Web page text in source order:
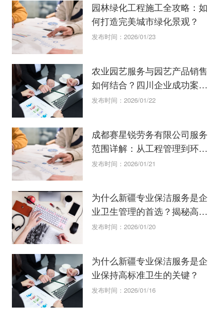
园林绿化工程施工全攻略：如
何打造完美城市绿化景观？
发布时间：2026/01/23
农业园艺服务与园艺产品销售
如何结合？四川企业成功案例
分享
发布时间：2026/01/22
成都赛星锐劳务有限公司服务
范围详解：从工程管理到环保
咨询
发布时间：2026/01/21
为什么新疆专业保洁服务是企
业卫生管理的首选？揭秘高效
清洁秘诀
发布时间：2026/01/20
为什么新疆专业保洁服务是企
业保持高标准卫生的关键？
发布时间：2026/01/16